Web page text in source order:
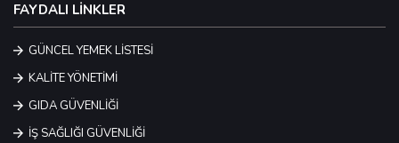
FAYDALI LİNKLER
GÜNCEL YEMEK LİSTESİ
KALİTE YÖNETİMİ
GIDA GÜVENLİĞİ
İŞ SAĞLIĞI GÜVENLİĞİ